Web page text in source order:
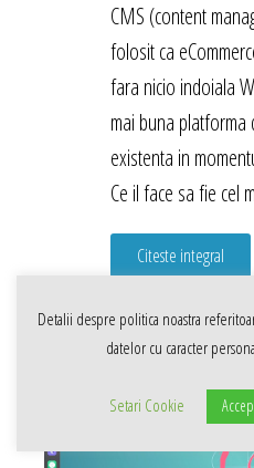
CMS (content
folosit ca
fara nicio indoiala
mai buna platforma
existenta in
Ce il face sa fie cel
Citeste integral
Detalii despre politica noastra
datelor cu caracter
Setari Cookie